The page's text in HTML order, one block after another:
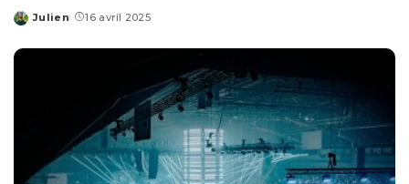
Posted
Julien 16 avril 2025